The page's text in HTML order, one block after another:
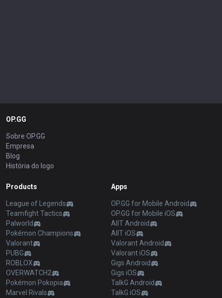
OP.GG
Sobre OP.GG
Empresa
Blog
História do logo
Products
League of Legends
Teamfight Tactics
Palworld
Pokémon Champions
Valorant
PUBG
ROBLOX
OVERWATCH2
Pokémon Pokopia
Marvel Rivals
Apps
OP.GG for Mobile Android
OP.GG for Mobile iOS
AllT Android
AllT iOS
Valorant Android
Valorant iOS
Gigs Android
Gigs iOS
TalkG Android
TalkG iOS